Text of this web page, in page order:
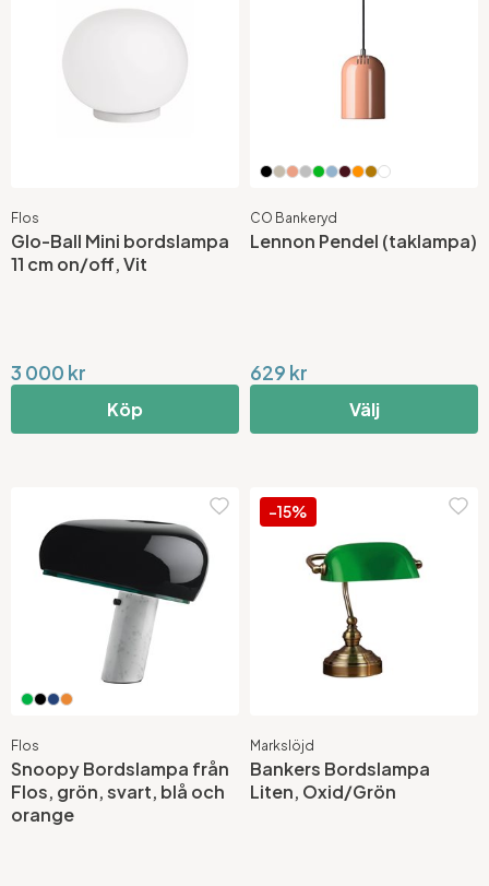
Flos
Glo-Ball Mini bordslampa
11 cm on/off, Vit
3 000 kr
Köp
CO Bankeryd
Lennon Pendel (taklampa)
629 kr
Välj
Flos
Snoopy Bordslampa från
Flos, grön, svart, blå och
orange
-15%
Markslöjd
Bankers Bordslampa
Liten, Oxid/Grön